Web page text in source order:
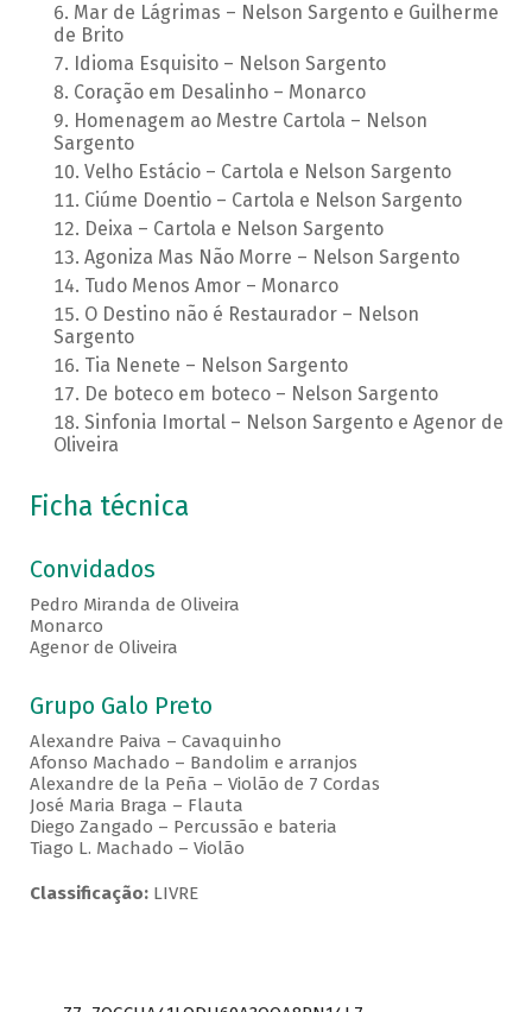
Mar de Lágrimas – Nelson Sargento e Guilherme
de Brito
Idioma Esquisito – Nelson Sargento
Coração em Desalinho – Monarco
Homenagem ao Mestre Cartola – Nelson
Sargento
Velho Estácio – Cartola e Nelson Sargento
Ciúme Doentio – Cartola e Nelson Sargento
Deixa – Cartola e Nelson Sargento
Agoniza Mas Não Morre – Nelson Sargento
Tudo Menos Amor – Monarco
O Destino não é Restaurador – Nelson
Sargento
Tia Nenete – Nelson Sargento
De boteco em boteco – Nelson Sargento
Sinfonia Imortal – Nelson Sargento e Agenor de
Oliveira
Ficha técnica
Convidados
Pedro Miranda de Oliveira
Monarco
Agenor de Oliveira
Grupo Galo Preto
Alexandre Paiva – Cavaquinho
Afonso Machado – Bandolim e arranjos
Alexandre de la Peña – Violão de 7 Cordas
José Maria Braga – Flauta
Diego Zangado – Percussão e bateria
Tiago L. Machado – Violão
Classificação:LIVRE